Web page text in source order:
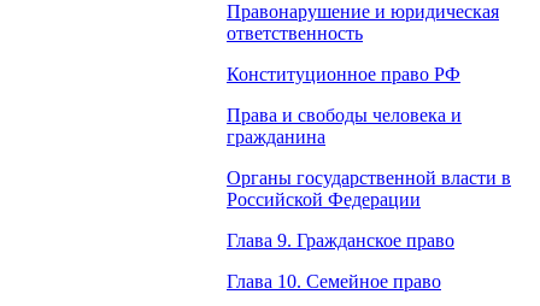
Правонарушение и юридическая
ответственность
Конституционное право РФ
Права и свободы человека и
гражданина
Органы государственной власти в
Российской Федерации
Глава 9. Гражданское право
Глава 10. Семейное право